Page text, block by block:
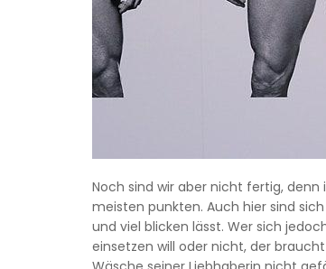
Noch sind wir aber nicht fertig,
meisten punkten. Auch hier sind
und viel blicken lässt. Wer sich
einsetzen will oder nicht, der